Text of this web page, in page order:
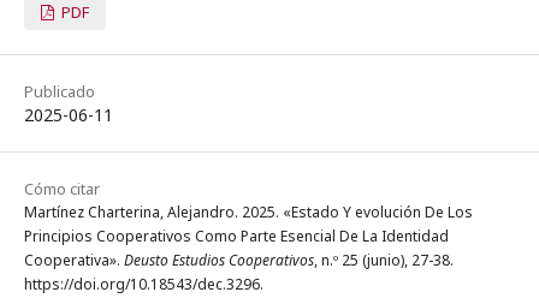
PDF
Publicado
2025-06-11
Cómo citar
Martínez Charterina, Alejandro. 2025. «Estado Y evolución De Los
Principios Cooperativos Como Parte Esencial De La Identidad
Cooperativa». Deusto Estudios Cooperativos, n.º 25 (junio), 27-38.
https://doi.org/10.18543/dec.3296.